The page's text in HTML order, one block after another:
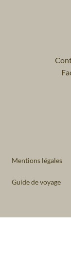
Mentions légales
Guide de voyage